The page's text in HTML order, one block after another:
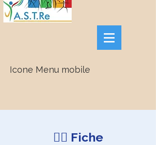
Icone Menu mobile
🧘‍♀️ Fiche